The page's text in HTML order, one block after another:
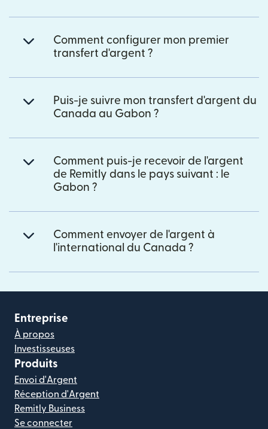
Comment configurer mon premier
transfert d'argent ?
Puis-je suivre mon transfert d'argent du
Canada au Gabon ?
Comment puis-je recevoir de l'argent
de Remitly dans le pays suivant : le
Gabon ?
Comment envoyer de l'argent à
l'international du Canada ?
Entreprise
À propos
Investisseuses
Produits
Envoi d'Argent
Réception d'Argent
Remitly Business
Se connecter